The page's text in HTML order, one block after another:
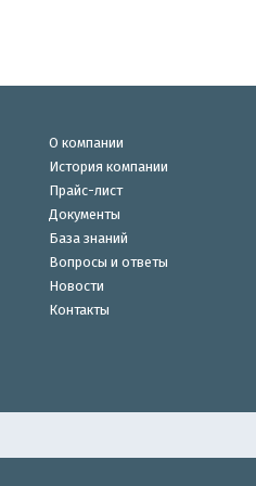
О компании
История компании
Прайс-лист
Документы
База знаний
Вопросы и ответы
Новости
Контакты